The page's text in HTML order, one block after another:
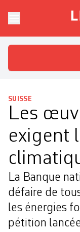
Le
SUISSE
Les
exigent
La Banque
défaire de
les énergies
pétition